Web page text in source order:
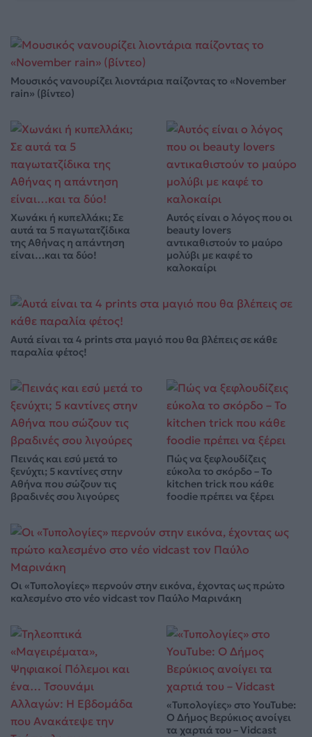
Μουσικός νανουρίζει λιοντάρια παίζοντας το «November
rain» (βίντεο)
Χωνάκι ή κυπελλάκι; Σε
αυτά τα 5 παγωτατζίδικα
της Αθήνας η απάντηση
είναι…και τα δύο!
Αυτός είναι ο λόγος που οι
beauty lovers
αντικαθιστούν το μαύρο
μολύβι με καφέ το
καλοκαίρι
Αυτά είναι τα 4 prints στα μαγιό που θα βλέπεις σε κάθε
παραλία φέτος!
Πεινάς και εσύ μετά το
ξενύχτι; 5 καντίνες στην
Αθήνα που σώζουν τις
βραδινές σου λιγούρες
Πώς να ξεφλουδίζεις
εύκολα το σκόρδο – Το
kitchen trick που κάθε
foodie πρέπει να ξέρει
Οι «Τυπολογίες» περνούν στην εικόνα, έχοντας ως πρώτο
καλεσμένο στο νέο vidcast τον Παύλο Μαρινάκη
«Τυπολογίες» στο YouTube:
Ο Δήμος Βερύκιος ανοίγει
τα χαρτιά του – Vidcast